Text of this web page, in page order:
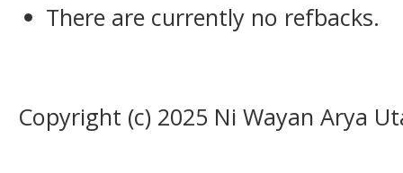
There are currently no refbacks.
Copyright (c) 2025 Ni Wayan Arya